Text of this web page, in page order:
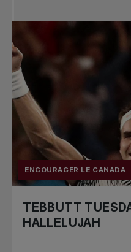
ENCOURAGER LE CANADA
TEBBUTT
HALLELUJAH